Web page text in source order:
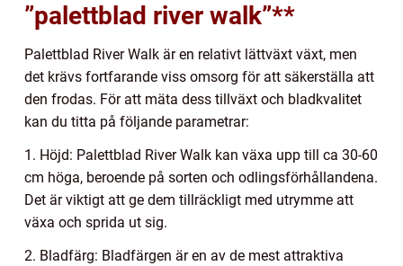
”palettblad river walk”**
Palettblad River Walk är en relativt lättväxt växt, men
det krävs fortfarande viss omsorg för att säkerställa att
den frodas. För att mäta dess tillväxt och bladkvalitet
kan du titta på följande parametrar:
1. Höjd: Palettblad River Walk kan växa upp till ca 30-60
cm höga, beroende på sorten och odlingsförhållandena.
Det är viktigt att ge dem tillräckligt med utrymme att
växa och sprida ut sig.
2. Bladfärg: Bladfärgen är en av de mest attraktiva